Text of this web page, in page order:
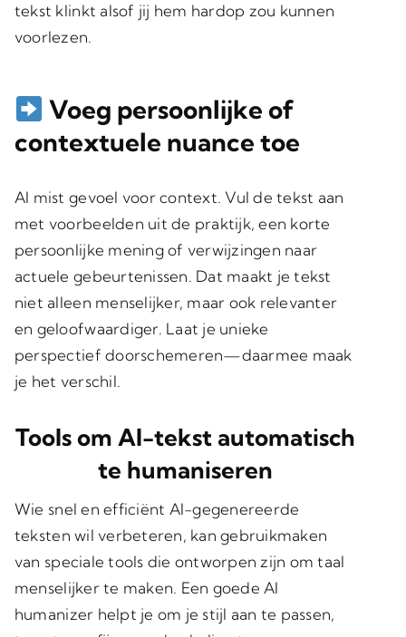
tekst klinkt alsof jij hem hardop zou kunnen
voorlezen.
Voeg persoonlijke of
contextuele nuance toe
AI mist gevoel voor context. Vul de tekst aan
met voorbeelden uit de praktijk, een korte
persoonlijke mening of verwijzingen naar
actuele gebeurtenissen. Dat maakt je tekst
niet alleen menselijker, maar ook relevanter
en geloofwaardiger. Laat je unieke
perspectief doorschemeren—daarmee maak
je het verschil.
Tools om AI-tekst automatisch
te humaniseren
Wie snel en efficiënt AI-gegenereerde
teksten wil verbeteren, kan gebruikmaken
van speciale tools die ontworpen zijn om taal
menselijker te maken. Een goede AI
humanizer helpt je om je stijl aan te passen,